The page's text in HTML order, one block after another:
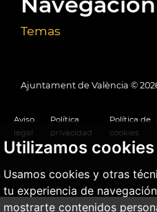
Utilizamos cookies
Usamos cookies y otras
tu experiencia de
mostrarte contenidos
Temas
Ajuntament de València ©
Aviso
legal
Política
privacidad
Política de
cookies